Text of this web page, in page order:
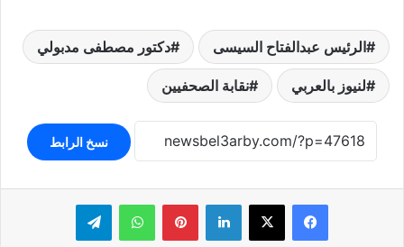
الرئيس عبدالفتاح السيسى دكتور مصطفى مدبولي
لنيوز بالعربي نقابة الصحفيين
نسخ الرابط
لينكدإن بينتيريستواتساب تيلقرام